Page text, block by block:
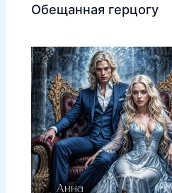
Обещанная герцогу